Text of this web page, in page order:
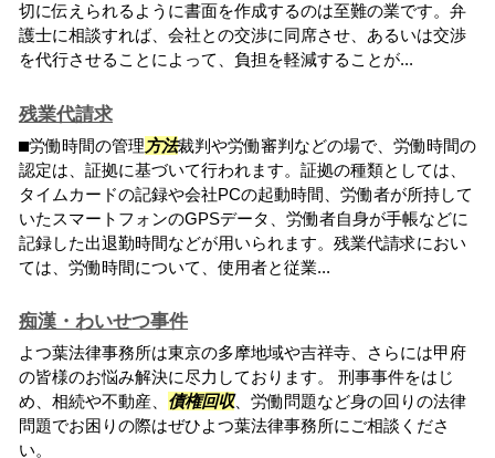
切に伝えられるように書面を作成するのは至難の業です。弁
護士に相談すれば、会社との交渉に同席させ、あるいは交渉
を代行させることによって、負担を軽減することが...
残業代請求
⬛︎労働時間の管理方法裁判や労働審判などの場で、労働時間の
認定は、証拠に基づいて行われます。証拠の種類としては、
タイムカードの記録や会社PCの起動時間、労働者が所持して
いたスマートフォンのGPSデータ、労働者自身が手帳などに
記録した出退勤時間などが用いられます。残業代請求におい
ては、労働時間について、使用者と従業...
痴漢・わいせつ事件
よつ葉法律事務所は東京の多摩地域や吉祥寺、さらには甲府
の皆様のお悩み解決に尽力しております。 刑事事件をはじ
め、相続や不動産、 債権回収、労働問題など身の回りの法律
問題でお困りの際はぜひよつ葉法律事務所にご相談くださ
い。